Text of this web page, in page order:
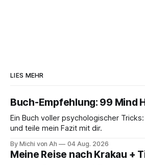
LIES MEHR
Buch-Empfehlung: 99 Mind
Ein Buch voller psychologischer
und teile mein Fazit mit dir.
By Michi von Ah 04 Aug. 2026
Meine Reise nach Krakau +